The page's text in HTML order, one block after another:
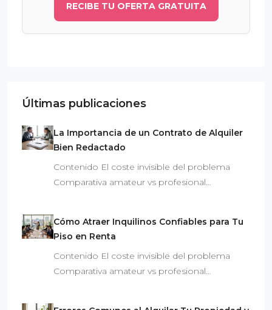
RECIBE TU OFERTA GRATUITA
Últimas publicaciones
La Importancia de un Contrato de Alquiler
Bien Redactado
Contenido El coste invisible del problema
Comparativa amateur vs profesional…
Cómo Atraer Inquilinos Confiables para Tu
Piso en Renta
Contenido El coste invisible del problema
Comparativa amateur vs profesional…